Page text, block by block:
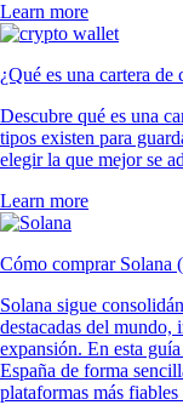
Learn more
¿Qué es una cartera
Descubre qué es una
tipos existen para
elegir la que mejor se
Learn more
Cómo comprar Solana
Solana sigue
destacadas del mundo,
expansión. En esta
España de forma
plataformas más